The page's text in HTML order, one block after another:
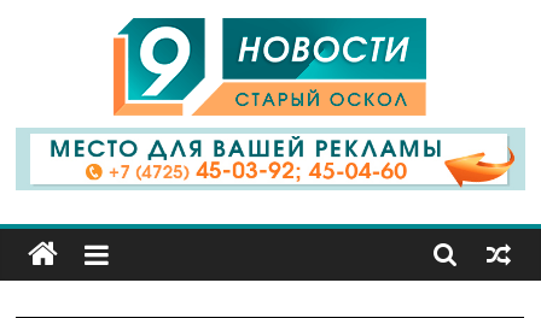
9
Канал
Старый